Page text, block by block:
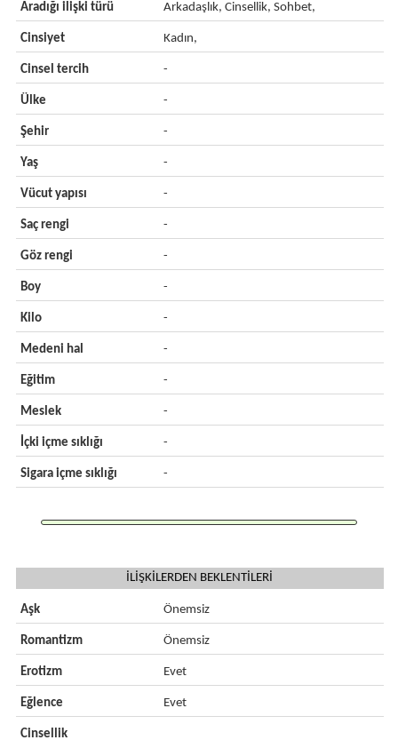
Aradığı ilişki türü Arkadaşlık, Cinsellik, Sohbet,
Cinsiyet Kadın,
Cinsel tercih -
Ülke -
Şehir -
Yaş -
Vücut yapısı -
Saç rengi -
Göz rengi -
Boy -
Kilo -
Medeni hal -
Eğitim -
Meslek -
İçki içme sıklığı -
Sigara içme sıklığı -
İLİŞKİLERDEN BEKLENTİLERİ
Aşk Önemsiz
Romantizm Önemsiz
Erotizm Evet
Eğlence Evet
Cinsellik